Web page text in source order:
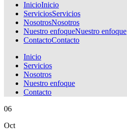
InicioInicio
ServiciosServicios
NosotrosNosotros
Nuestro enfoqueNuestro enfoque
ContactoContacto
Inicio
Servicios
Nosotros
Nuestro enfoque
Contacto
06
Oct